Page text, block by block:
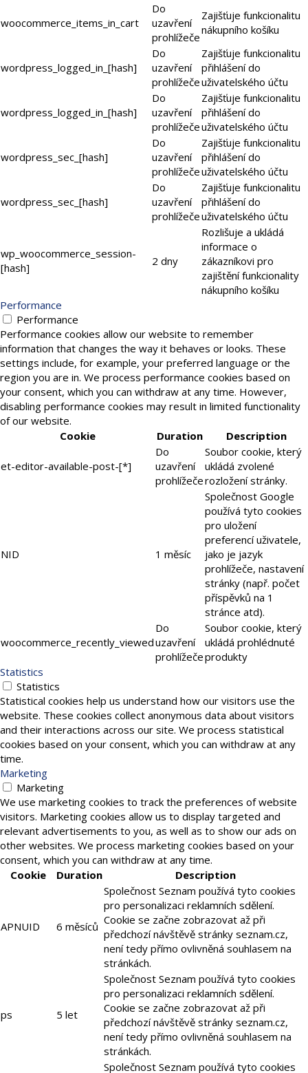
woocommerce_items_in_cart
Do
uzavření
prohlížeče
Zajišťuje funkcionalitu
nákupního košíku
wordpress_logged_in_[hash]
Do
uzavření
prohlížeče
Zajišťuje funkcionalitu
přihlášení do
uživatelského účtu
wordpress_logged_in_[hash]
Do
uzavření
prohlížeče
Zajišťuje funkcionalitu
přihlášení do
uživatelského účtu
wordpress_sec_[hash]
Do
uzavření
prohlížeče
Zajišťuje funkcionalitu
přihlášení do
uživatelského účtu
wordpress_sec_[hash]
Do
uzavření
prohlížeče
Zajišťuje funkcionalitu
přihlášení do
uživatelského účtu
wp_woocommerce_session-
[hash]
2 dny
Rozlišuje a ukládá
informace o
zákazníkovi pro
zajištění funkcionality
nákupního košíku
Performance
Performance
Performance cookies allow our website to remember
information that changes the way it behaves or looks. These
settings include, for example, your preferred language or the
region you are in. We process performance cookies based on
your consent, which you can withdraw at any time. However,
disabling performance cookies may result in limited functionality
of our website.
Cookie
Duration Description
et-editor-available-post-[*]
Do
uzavření
prohlížeče
Soubor cookie, který
ukládá zvolené
rozložení stránky.
NID 1 měsíc
Společnost Google
používá tyto cookies
pro uložení
preferencí uživatele,
jako je jazyk
prohlížeče, nastavení
stránky (např. počet
příspěvků na 1
stránce atd).
woocommerce_recently_viewed
Do
uzavření
prohlížeče
Soubor cookie, který
ukládá prohlédnuté
produkty
Statistics
Statistics
Statistical cookies help us understand how our visitors use the
website. These cookies collect anonymous data about visitors
and their interactions across our site. We process statistical
cookies based on your consent, which you can withdraw at any
time.
Marketing
Marketing
We use marketing cookies to track the preferences of website
visitors. Marketing cookies allow us to display targeted and
relevant advertisements to you, as well as to show our ads on
other websites. We process marketing cookies based on your
consent, which you can withdraw at any time.
Cookie
Duration Description
APNUID 6 měsíců
Společnost Seznam používá tyto cookies
pro personalizaci reklamních sdělení.
Cookie se začne zobrazovat až při
předchozí návštěvě stránky seznam.cz,
není tedy přímo ovlivněná souhlasem na
stránkách.
ps 5 let
Společnost Seznam používá tyto cookies
pro personalizaci reklamních sdělení.
Cookie se začne zobrazovat až při
předchozí návštěvě stránky seznam.cz,
není tedy přímo ovlivněná souhlasem na
stránkách.
Společnost Seznam používá tyto cookies